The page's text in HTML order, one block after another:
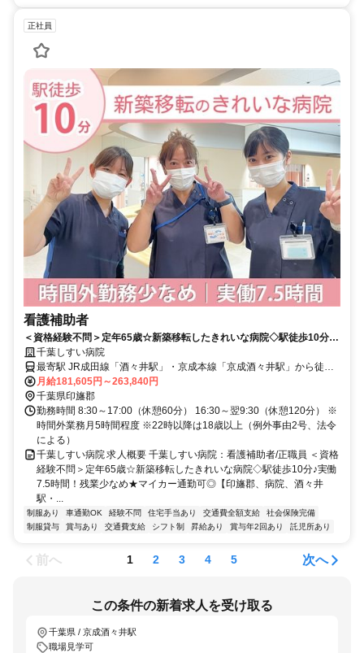
正社員
看護補助者
＜資格経験不問＞定年65歳☆新築移転したきれいな病院◇駅徒歩10分♪
実働7.5時間！残業少なめ★マイカー通勤可◎【印旛郡、病院、酒々井
駅・京成酒々井駅、看護補助者、正職員】
千葉しすい病院
最寄駅 JR成田線「酒々井駅」・京成本線「京成酒々井駅」から徒歩
約10分
月給181,605円～263,840円
千葉県印旛郡
勤務時間 8:30～17:00（休憩60分） 16:30～翌9:30（休憩120分） ※
時間外業務月5時間程度 ※22時以降は18歳以上（例外事由2号、法令
による）
千葉しすい病院 求人概要 千葉しすい病院：看護補助者/正職員 ＜資格
経験不問＞定年65歳☆新築移転したきれいな病院◇駅徒歩10分♪実働
7.5時間！残業少なめ★マイカー通勤可◎【印旛郡、病院、酒々井
駅・...
制服あり 車通勤OK 経験不問 住宅手当あり 交通費全額支給
社会保険完備
制服貸与
賞与あり 交通費支給 シフト制 昇給あり 賞与年2回あり 託児所あり
前へ 1 2 3 4 5 次へ
この条件の新着求人を受け取る
千葉県 / 京成酒々井駅
職場見学可